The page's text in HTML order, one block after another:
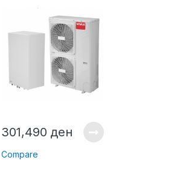
ТРОФАЗНА+HPS-
120HM155AERI
301,490 ден
Compare